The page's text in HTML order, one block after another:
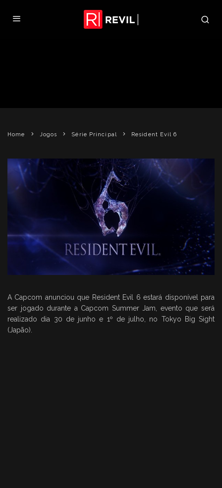
Home
Jogos Série Principal Resident Evil 6
A Capcom anunciou que Resident Evil 6 estará disponível para
ser jogado durante a Capcom Summer Jam, evento que será
realizado dia 30 de junho e 1º de julho, no Tokyo Big Sight
(Japão).